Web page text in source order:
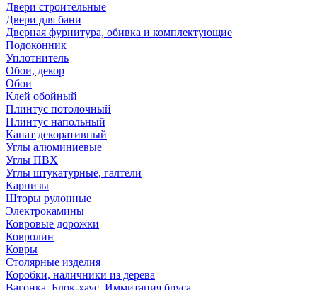
Двери строительные
Двери для бани
Дверная фурнитура, обивка и комплектующие
Подоконник
Уплотнитель
Обои, декор
Обои
Клей обойный
Плинтус потолочный
Плинтус напольный
Канат декоративный
Углы алюминиевые
Углы ПВХ
Углы штукатурные, галтели
Карнизы
Шторы рулонные
Электрокамины
Ковровые дорожки
Ковролин
Ковры
Столярные изделия
Коробки, наличники из дерева
Вагонка, Блок-хаус, Иммитация бруса